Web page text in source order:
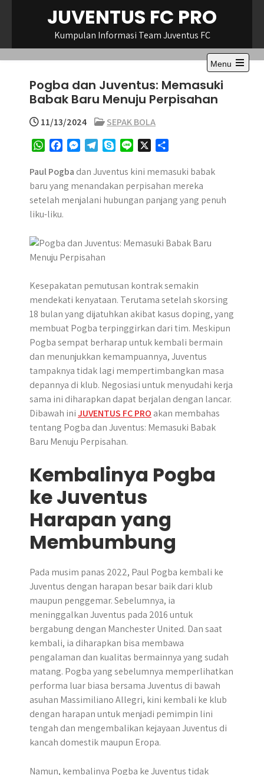
JUVENTUS FC PRO
Kumpulan Informasi Team Juventus FC
Menu
Open
Pogba dan Juventus: Memasuki
Babak Baru Menuju Perpisahan
11/13/2024
SEPAK BOLA
W
a
t
s
A
c
e
b
s
s
e
r
l
e
g
y
p
e
n
e
a
r
e
​Paul Pogba dan Juventus kini memasuki babak
baru yang menandakan perpisahan mereka
setelah menjalani hubungan panjang yang penuh
liku-liku.
​Kesepakatan pemutusan kontrak semakin
mendekati kenyataan. Terutama setelah skorsing
18 bulan yang dijatuhkan akibat kasus doping, yang
membuat Pogba terpinggirkan dari tim. Meskipun
Pogba sempat berharap untuk kembali bermain
dan menunjukkan kemampuannya, Juventus
tampaknya tidak lagi mempertimbangkan masa
depannya di klub. Negosiasi untuk menyudahi kerja
sama ini diharapkan dapat berjalan dengan lancar.
Dibawah iniJUVENTUS FC PRO akan membahas
tentang Pogba dan Juventus: Memasuki Babak
Baru Menuju Perpisahan.
Kembalinya Pogba
ke Juventus
Harapan yang
Membumbung
Pada musim panas 2022, Paul Pogba kembali ke
Juventus dengan harapan besar baik dari klub
maupun penggemar. Sebelumnya, ia
meninggalkan Juventus pada 2016 untuk
bergabung dengan Manchester United. Dan saat
kembali, ia diharapkan bisa membawa
pengalaman dan kualitas bermainnya yang sudah
matang. Pogba yang sebelumnya memperlihatkan
performa luar biasa bersama Juventus di bawah
asuhan Massimiliano Allegri, kini kembali ke klub
dengan harapan untuk menjadi pemimpin lini
tengah dan mengembalikan kejayaan Juventus di
kancah domestik maupun Eropa.
Namun, kembalinya Pogba ke Juventus tidak